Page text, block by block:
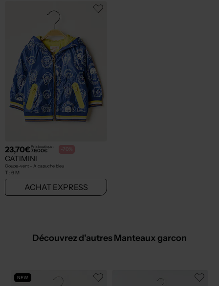
23,70€Prix boutique :
79,00€ -70%
CATIMINI
Coupe-vent - A capuche bleu
T : 6 M
ACHAT EXPRESS
Découvrez d'autres Manteaux garcon
NEW